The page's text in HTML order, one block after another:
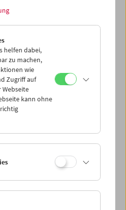
/ Spielplan
EUR 5,50ohne Mitgliedschaft
Zehnerblock nutzen.
und weitere Freikarten
werden. Die Ausgabe erfolgt
helfen dabei,
zu machen,
wie
Zugriff auf
Webseite
kann ohne